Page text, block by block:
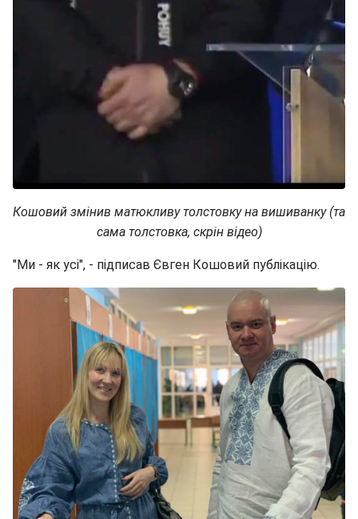
Кошовий змінив матюкливу толстовку на вишиванку (та
сама толстовка, скрін відео)
"Ми - як усі", - підписав Євген Кошовий публікацію.